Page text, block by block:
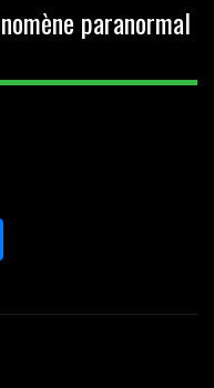
paranormal